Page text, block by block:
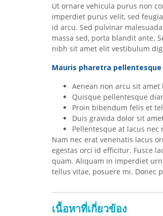
Ut ornare vehicula purus non
imperdiet purus velit, sed
id arcu. Sed pulvinar
massa sed, porta blandit ante.
nibh sit amet elit vestibulum
Mauris pharetra
Aenean non arcu sit
Quisque pellentesque
Proin bibendum felis et
Duis gravida dolor sit
Pellentesque at lacus
Nam nec erat venenatis lacus
egestas orci id efficitur. Fusce
quam. Aliquam in imperdiet
tellus vitae, posuere mi.
เนื้อหาที่เกี่ยวข้อง